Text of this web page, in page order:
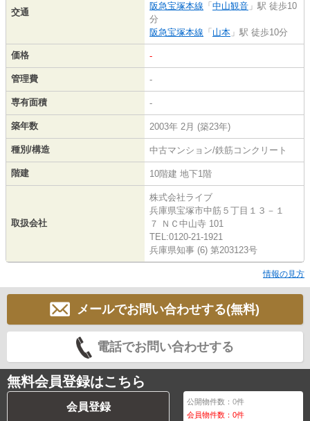
交通
阪急宝塚本線 「 中山観音 」駅 徒歩10
分
阪急宝塚本線 「 山本 」駅 徒歩10分
価格 -
管理費 -
専有面積 -
築年数 2003年 2月 (築23年)
種別/構造 中古マンション/鉄筋コンクリート
階建 10階建 地下1階
取扱会社
株式会社ライブ
兵庫県宝塚市中筋５丁目１３－１
７ ＮＣ中山寺 101
TEL:0120-21-1921
兵庫県知事 (6) 第203123号
情報の見方
メールでお問い合わせする(無料)
電話でお問い合わせする
無料会員登録はこちら
会員登録 公開物件数：0件
会員物件数：0件